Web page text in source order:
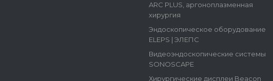
ARC PLUS, аргоноплазменная
хирургия
Эндоскопическое оборудование
ELEPS | ЭЛЕПС
Видеоэндоскопические системы
SONOSCAPE
Хирургические дисплеи Beacon